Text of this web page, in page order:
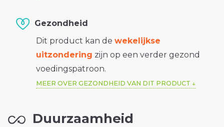
Gezondheid
Dit product kan de wekelijkse
uitzondering zijn op een verder gezond
voedingspatroon.
MEER OVER GEZONDHEID VAN DIT PRODUCT
Duurzaamheid